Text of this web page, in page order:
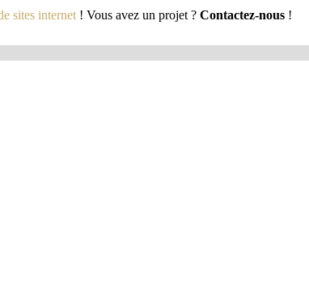
sites internet ! Vous avez un projet ? Contactez-nous !